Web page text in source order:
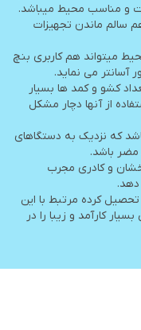
و مناسب محیط میباشد.
سالم ماندن تجهیزات
میتواند هم کاربری بنچ
آسانتر می نماید.
کشو و کمد ها بسیار
از آنها دچار مشکل
که نزدیک به دستگاهای
مضر باشد.
و کادری مجرب
دهد.
تحصیل کرده مرتبط با این
کارآمد و زیبا را در